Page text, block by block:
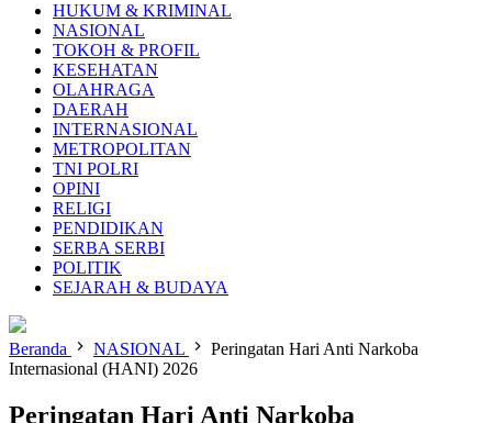
HUKUM & KRIMINAL
NASIONAL
TOKOH & PROFIL
KESEHATAN
OLAHRAGA
DAERAH
INTERNASIONAL
METROPOLITAN
TNI POLRI
OPINI
RELIGI
PENDIDIKAN
SERBA SERBI
POLITIK
SEJARAH & BUDAYA
Beranda NASIONAL
Peringatan Hari Anti Narkoba
Internasional (HANI) 2026
Peringatan Hari Anti Narkoba